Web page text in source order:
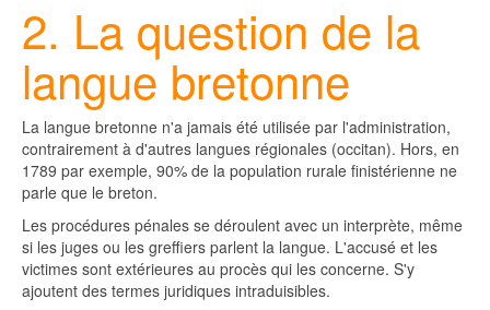
2. La question de la
langue bretonne
La langue bretonne n'a jamais été utilisée par l'administration,
contrairement à d'autres langues régionales (occitan). Hors, en
1789 par exemple, 90% de la population rurale finistérienne ne
parle que le breton.
Les procédures pénales se déroulent avec un interprète, même
si les juges ou les greffiers parlent la langue. L'accusé et les
victimes sont extérieures au procès qui les concerne. S'y
ajoutent des termes juridiques intraduisibles.